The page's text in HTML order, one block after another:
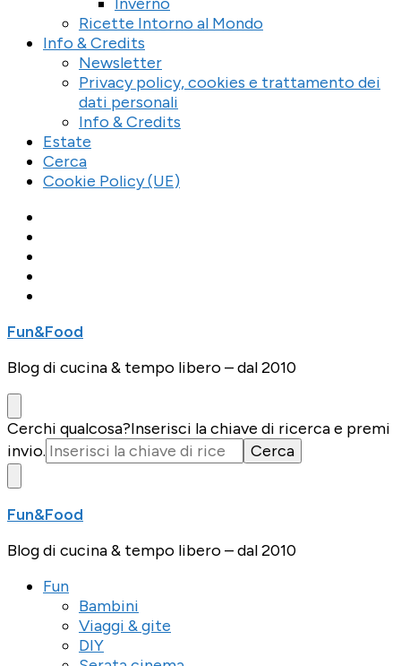
Ricette Intorno al Mondo
Info & Credits
Newsletter
Privacy policy, cookies e trattamento dei
dati personali
Info & Credits
Estate
Cerca
Cookie Policy (UE)
Fun&Food
Blog di cucina & tempo libero – dal 2010
Cerchi qualcosa?Inserisci la chiave di ricerca e premi
invio.
Fun&Food
Blog di cucina & tempo libero – dal 2010
Fun
Bambini
Viaggi & gite
DIY